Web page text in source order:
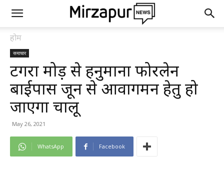
होम
समाचार
टेंगरा मोड़ से हनुमाना फोरलेन
बाईपास जून से आवागमन हेतु हो
जाएगा चालू
May 26, 2021
WhatsApp Facebook